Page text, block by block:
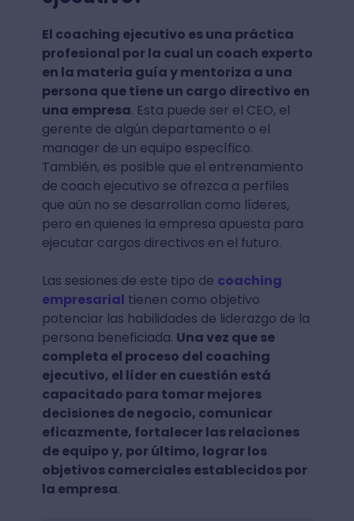
El coaching ejecutivo es una práctica
profesional por la cual un coach experto
en la materia guía y mentoriza a una
persona que tiene un cargo directivo en
una empresa. Esta puede ser el CEO, el
gerente de algún departamento o el
manager de un equipo específico.
También, es posible que el entrenamiento
de coach ejecutivo se ofrezca a perfiles
que aún no se desarrollan como líderes,
pero en quienes la empresa apuesta para
ejecutar cargos directivos en el futuro.
Las sesiones de este tipo de coaching
empresarial tienen como objetivo
potenciar las habilidades de liderazgo de la
persona beneficiada. Una vez que se
completa el proceso del coaching
ejecutivo, el líder en cuestión está
capacitado para tomar mejores
decisiones de negocio, comunicar
eficazmente, fortalecer las relaciones
de equipo y, por último, lograr los
objetivos comerciales establecidos por
la empresa.